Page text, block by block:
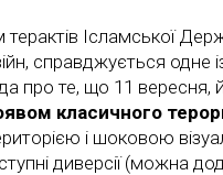
Ісламської
справджується одне
про те, що 11 вересня,
класичного
і шоковою
диверсії (можна